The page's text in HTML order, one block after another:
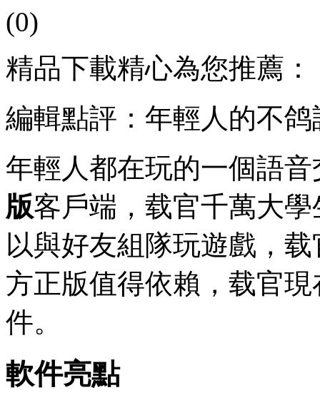
(0)
精品下載精心為您推薦：
編輯點評：年輕人的不
年輕人都在玩的一個語
版客戶端，载官千萬大
以與好友組隊玩遊戲，
方正版值得依賴，载官
件。
軟件亮點